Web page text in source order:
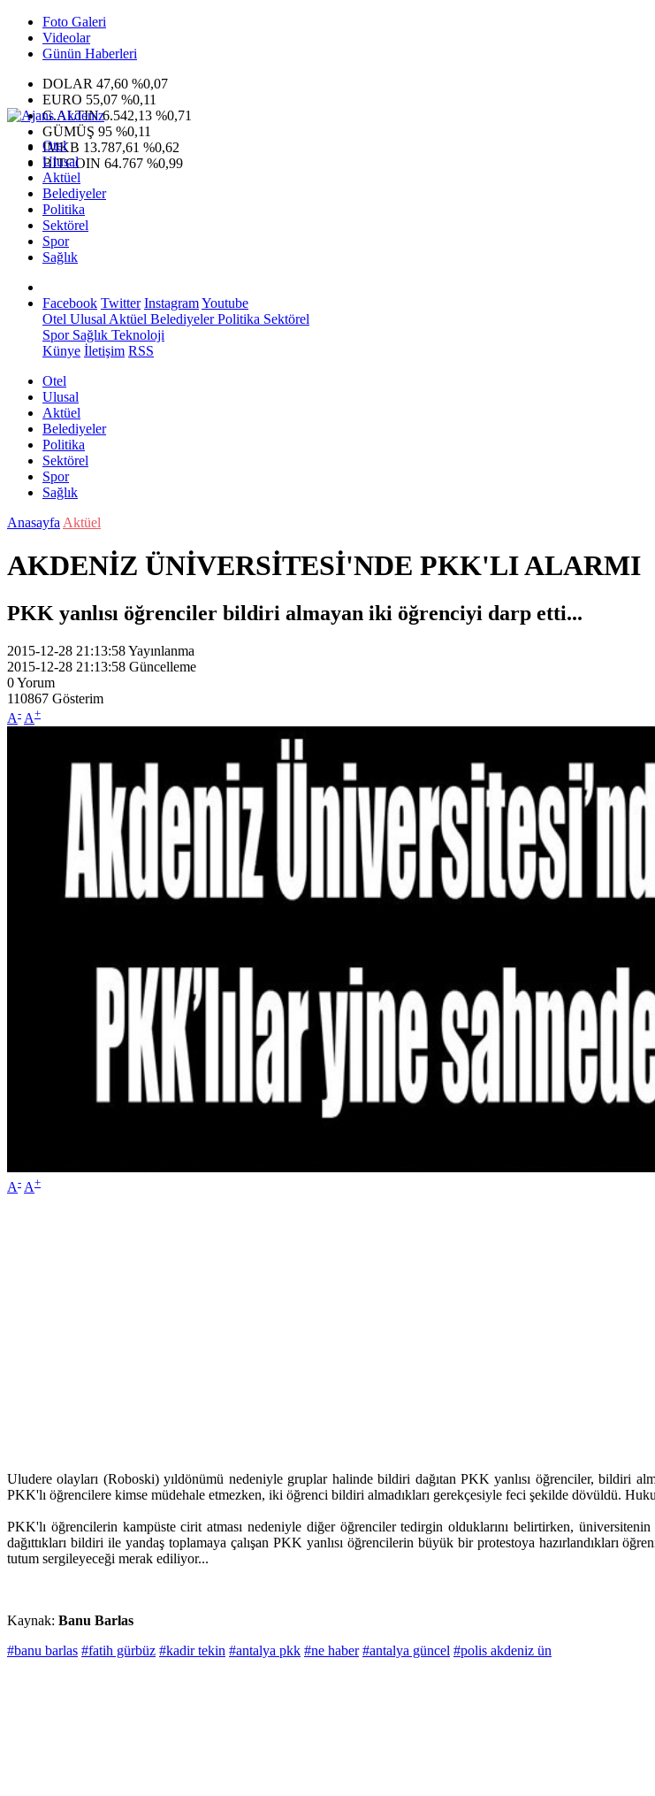
Foto Galeri
Videolar
Günün Haberleri
DOLAR 47,60 %0,07
EURO 55,07 %0,11
G.ALTIN6.542,13 %0,71
GÜMÜŞ 95 %0,11
IMKB 13.787,61 %0,62
BITCOIN 64.767 %0,99
Otel
Ulusal
Aktüel
Belediyeler
Politika
Sektörel
Spor
Sağlık
Facebook Twitter InstagramYoutube
Otel Ulusal Aktüel BelediyelerPolitika Sektörel
SporSağlık Teknoloji
Künye İletişim RSS
Otel
Ulusal
Aktüel
Belediyeler
Politika
Sektörel
Spor
Sağlık
Anasayfa Aktüel
AKDENİZ ÜNİVERSİTESİ'NDE PKK'LI ALARMI
PKK yanlısı öğrenciler bildiri almayan iki öğrenciyi darp etti...
2015-12-28 21:13:58Yayınlanma
2015-12-28 21:13:58 Güncelleme
0Yorum
110867 Gösterim
A- A+
A- A+
Uludere olayları (Roboski) yıldönümü nedeniyle gruplar halinde bildiri dağıtan PKK yanlısı öğrenciler, bildiri
PKK'lı öğrencilere kimse müdehale etmezken, iki öğrenci bildiri almadıkları gerekçesiyle feci şekilde dövüldü.
PKK'lı öğrencilerin kampüste cirit atması nedeniyle diğer öğrenciler tedirgin olduklarını belirtirken,
dağıttıkları bildiri ile yandaş toplamaya çalışan PKK yanlısı öğrencilerin büyük bir protestoya hazırlandıkları
tutum sergileyeceği merak ediliyor...
Kaynak: Banu Barlas
#banu barlas #fatih gürbüz #kadir tekin #antalya pkk #ne haber #antalya güncel #polis akdeniz ün